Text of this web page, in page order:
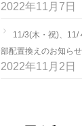
2022年11月7日
11/3(木・祝)、11/
部配置換えのお知らせ
2022年11月2日